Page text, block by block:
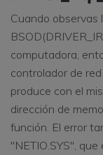
Cuando observas
computadora,
controlador de
produce con el
dirección de
función. El error
"NETIO.SYS",